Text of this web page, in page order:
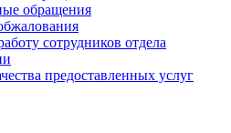
обращения
сотрудников отдела
предоставленных услуг